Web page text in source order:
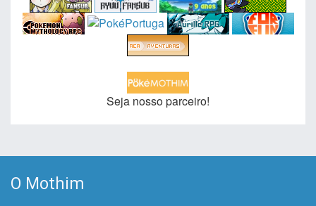
Seja nosso parceiro!
O Mothim